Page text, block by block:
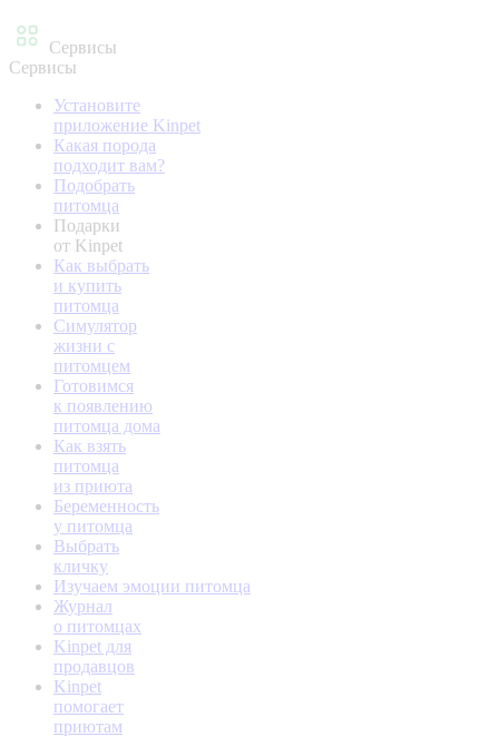
Сервисы
Сервисы
Установите
приложение Kinpet
Какая порода
подходит вам?
Подобрать
питомца
Подарки
от Kinpet
Как выбрать
и купить
питомца
Симулятор
жизни с
питомцем
Готовимся
к появлению
питомца дома
Как взять
питомца
из приюта
Беременность
у питомца
Выбрать
кличку
Изучаем эмоции питомца
Журнал
о питомцах
Kinpet для
продавцов
Kinpet
помогает
приютам